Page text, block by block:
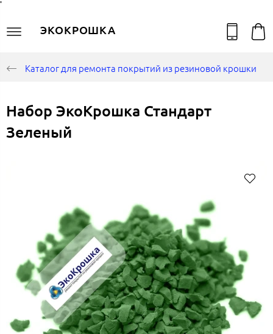
'
ЭКОКРОШКА
Каталог для ремонта покрытий из резиновой крошки
Набор ЭкоКрошка Стандарт
Зеленый